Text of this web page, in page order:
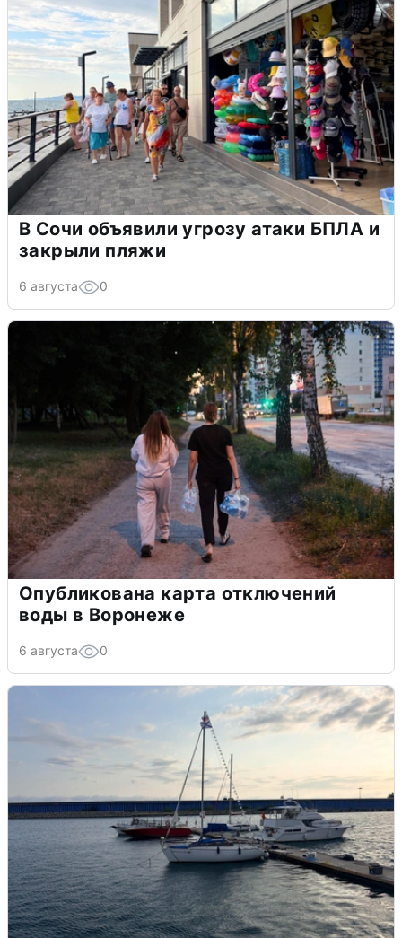
В Сочи объявили угрозу атаки БПЛА и
закрыли пляжи
6 августа 0
Опубликована карта отключений
воды в Воронеже
6 августа 0